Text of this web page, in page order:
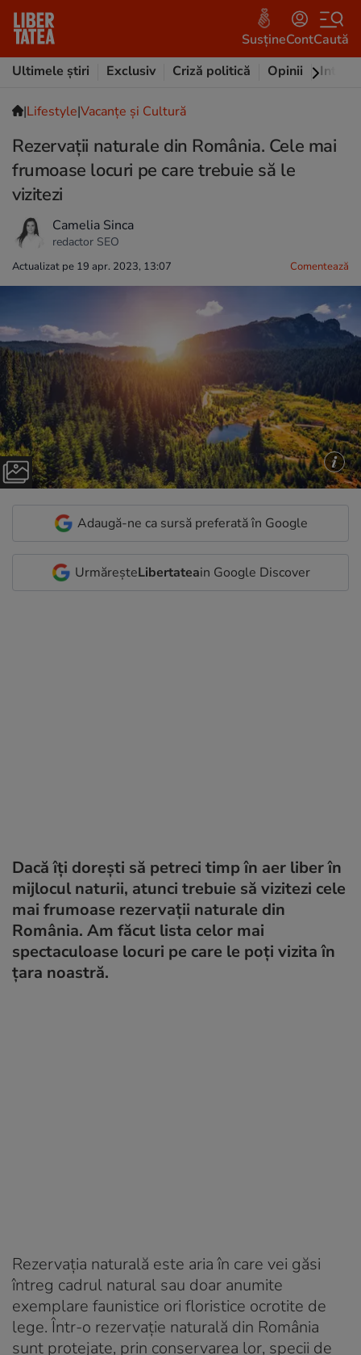
SusțineContCaută
Ultimele știri
Exclusiv Criză politică Opinii
|Lifestyle|Vacanțe și Cultură
Rezervații naturale din România. Cele mai
frumoase locuri pe care trebuie să le
vizitezi
Camelia Sinca
redactor SEO
Actualizat pe 19 apr. 2023, 13:07 Comentează
Adaugă-ne ca sursă preferată în Google
UrmăreșteLibertateain Google Discover
Dacă îți dorești să petreci timp în aer liber în
mijlocul naturii, atunci trebuie să vizitezi cele
mai frumoase rezervații naturale din
România. Am făcut lista celor mai
spectaculoase locuri pe care le poți vizita în
țara noastră.
Rezervația naturală este aria în care vei găsi
întreg cadrul natural sau doar anumite
exemplare faunistice ori floristice ocrotite de
lege. Într-o rezervație naturală din România
sunt protejate, prin conservarea lor, specii de